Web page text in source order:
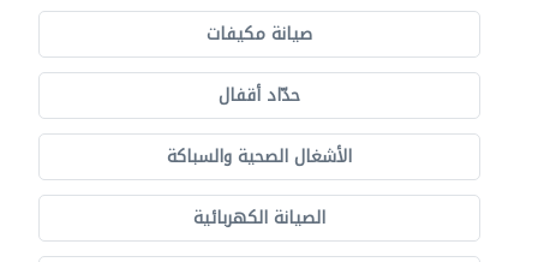
صيانة مكيفات
حدّاد أقفال
الأشغال الصحية والسباكة
الصيانة الكهربائية